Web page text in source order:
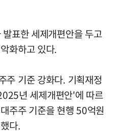
표한 세제개편안을 두고
화하고 있다.
주 기준 강화다. 기획재정
년 세제개편안'에 따르
주주 기준을 현행 50억원
다.